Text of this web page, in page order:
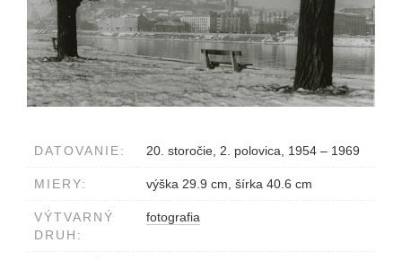
DATOVANIE: 20. storočie, 2. polovica, 1954 – 1969
MIERY: výška 29.9 cm, šírka 40.6 cm
VÝTVARNÝ
DRUH:
fotografia